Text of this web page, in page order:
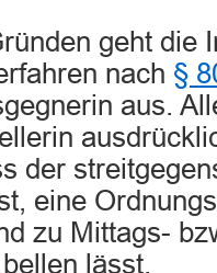
geht die
nach §
aus.
der
eine
zu Mittags-
lässt.